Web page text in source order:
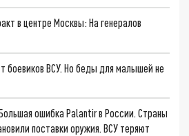
в центре Москвы: На генералов
боевиков ВСУ. Но беды для малышей не
ошибка Palantir в России. Страны
поставки оружия. ВСУ теряют